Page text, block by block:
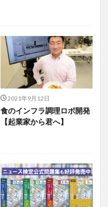
2021年9月12日
食のインフラ調理ロボ開発
【起業家から君へ】